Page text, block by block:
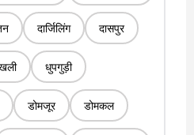
दार्जिलिंग दासपुर
धुपगुड़ी
डोमजूर डोमकल